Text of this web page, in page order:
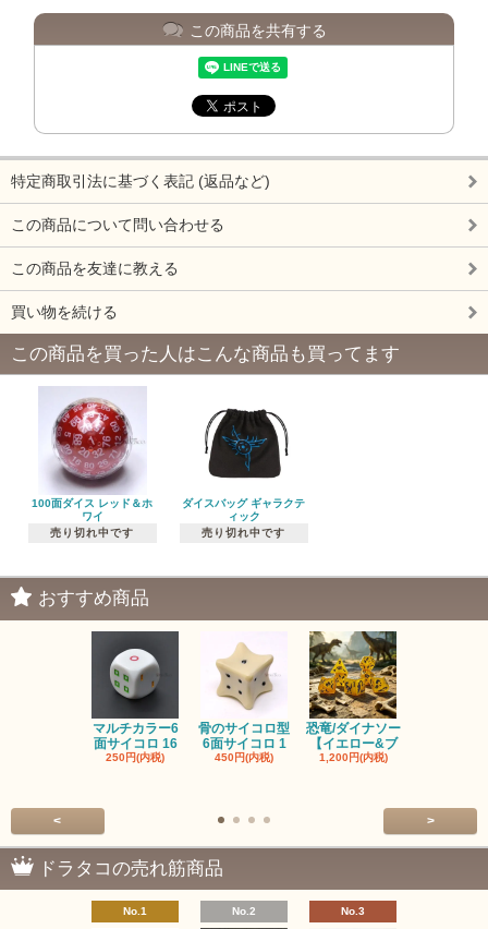
この商品を共有する
特定商取引法に基づく表記 (返品など)
この商品について問い合わせる
この商品を友達に教える
買い物を続ける
この商品を買った人はこんな商品も買ってます
100面ダイス レッド＆ホ
ワイ
売り切れ中です
ダイスバッグ ギャラクテ
ィック
売り切れ中です
おすすめ商品
マルチカラー6
面サイコロ 16
250円(内税)
骨のサイコロ型
6面サイコロ 1
450円(内税)
恐竜/ダイナソー
【イエロー&ブ
1,200円(内税)
< >
ドラタコの売れ筋商品
No.1 No.2 No.3